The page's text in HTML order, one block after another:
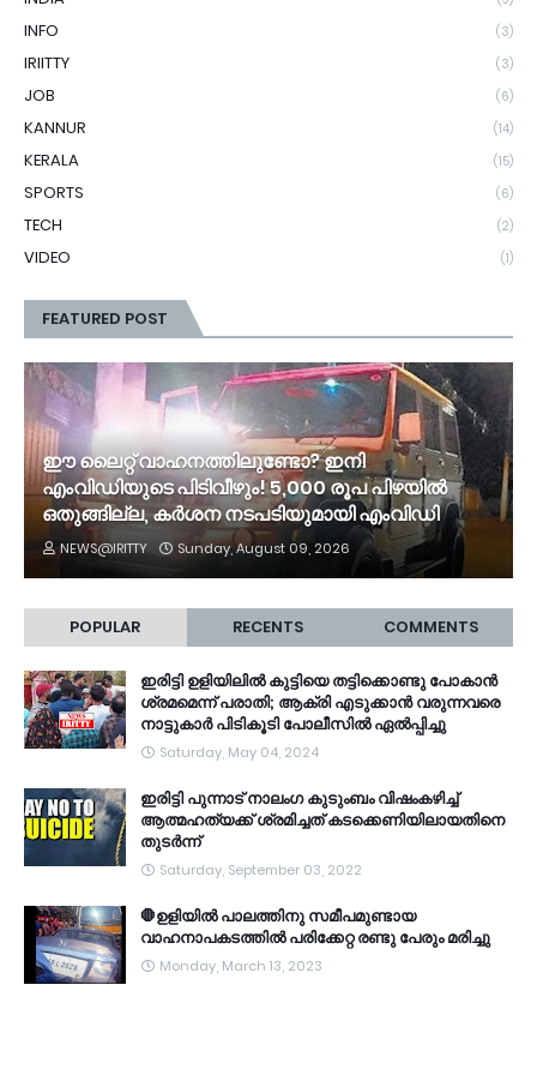
INFO (3)
IRIITTY (3)
JOB (6)
KANNUR (14)
KERALA (15)
SPORTS (6)
TECH (2)
VIDEO (1)
FEATURED POST
ഈ ലൈറ്റ് വാഹനത്തിലുണ്ടോ? ഇനി
എംവിഡിയുടെ പിടിവീഴും! 5,000 രൂപ പിഴയിൽ
ഒതുങ്ങില്ല, കർശന നടപടിയുമായി എംവിഡി
NEWS@IRITTY Sunday, August 09, 2026
POPULAR RECENTS COMMENTS
ഇരിട്ടി ഉളിയിലിൽ കുട്ടിയെ തട്ടിക്കൊണ്ടു പോകാൻ
ശ്രമമെന്ന് പരാതി; ആക്രി എടുക്കാൻ വരുന്നവരെ
നാട്ടുകാർ പിടികൂടി പോലീസിൽ ഏൽപ്പിച്ചു
Saturday, May 04, 2024
ഇരിട്ടി പുന്നാട് നാലംഗ കുടുംബം വിഷംകഴിച്ച്‌
ആത്മഹത്യക്ക് ശ്രമിച്ചത് കടക്കെണിയിലായതിനെ
തുടർന്ന്
Saturday, September 03, 2022
🛑ഉളിയിൽ പാലത്തിനു സമീപമുണ്ടായ
വാഹനാപകടത്തിൽ പരിക്കേറ്റ രണ്ടു പേരും മരിച്ചു
Monday, March 13, 2023